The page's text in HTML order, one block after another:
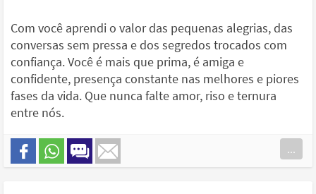
Com você aprendi o valor das pequenas alegrias, das
conversas sem pressa e dos segredos trocados com
confiança. Você é mais que prima, é amiga e
confidente, presença constante nas melhores e piores
fases da vida. Que nunca falte amor, riso e ternura
entre nós.
...